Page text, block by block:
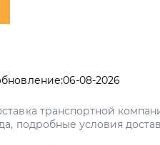
06-08-2026
транспортной
подробные условия